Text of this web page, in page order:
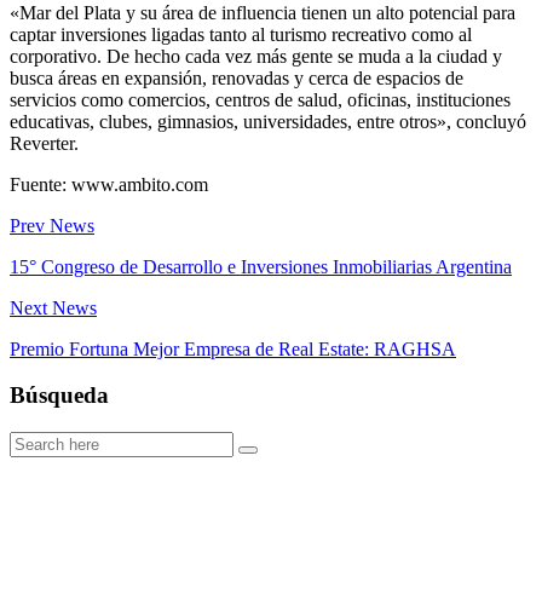
«Mar del Plata y su área de influencia tienen un alto potencial para
captar inversiones ligadas tanto al turismo recreativo como al
corporativo. De hecho cada vez más gente se muda a la ciudad y
busca áreas en expansión, renovadas y cerca de espacios de
servicios como comercios, centros de salud, oficinas, instituciones
educativas, clubes, gimnasios, universidades, entre otros», concluyó
Reverter.
Fuente: www.ambito.com
Prev News
15° Congreso de Desarrollo e Inversiones Inmobiliarias Argentina
Next News
Premio Fortuna Mejor Empresa de Real Estate: RAGHSA
Búsqueda